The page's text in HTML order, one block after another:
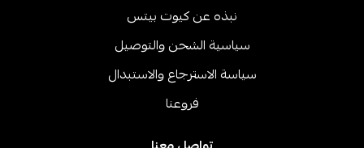
نبذه عن كيوت بيتس
سياسية الشحن والتوصيل
سياسة الاسترجاع والاستبدال
فروعنا